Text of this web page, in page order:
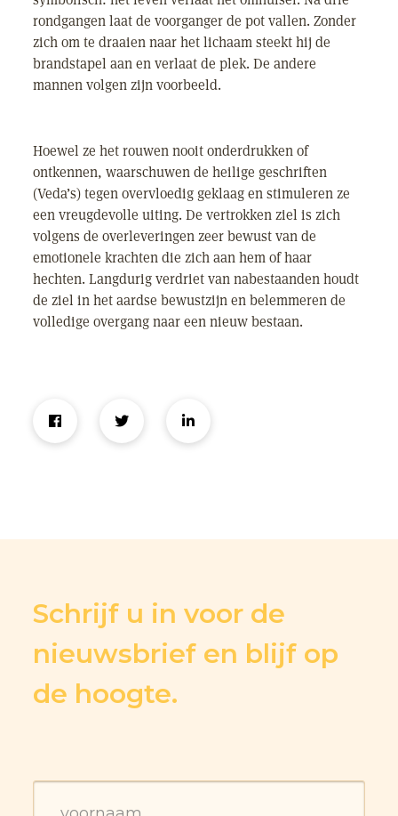
rondgangen laat de voorganger de pot vallen. Zonder
zich om te draaien naar het lichaam steekt hij de
brandstapel aan en verlaat de plek. De andere
mannen volgen zijn voorbeeld.
Hoewel ze het rouwen nooit onderdrukken of
ontkennen, waarschuwen de heilige geschriften
(Veda’s) tegen overvloedig geklaag en stimuleren ze
een vreugdevolle uiting. De vertrokken ziel is zich
volgens de overleveringen zeer bewust van de
emotionele krachten die zich aan hem of haar
hechten. Langdurig verdriet van nabestaanden houdt
de ziel in het aardse bewustzijn en belemmeren de
volledige overgang naar een nieuw bestaan.
Schrijf u in voor de
nieuwsbrief en blijf op
de hoogte.